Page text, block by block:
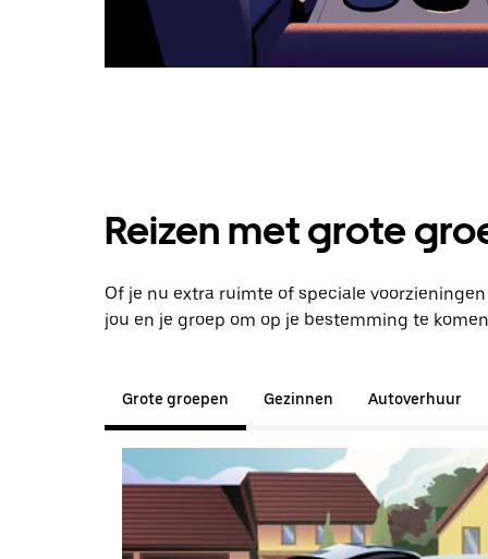
Reizen met grote
Of je nu extra ruimte of speciale
jou en je groep om op je bestemming te
Grote groepen Gezinnen Autoverhuur